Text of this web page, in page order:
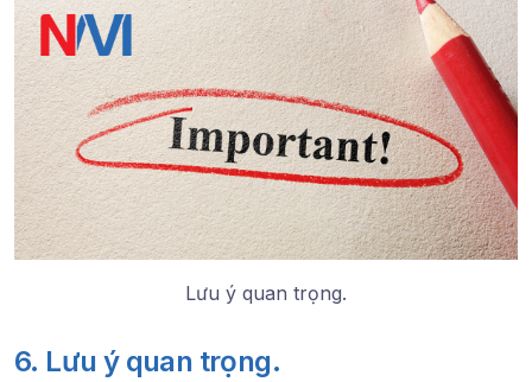
Lưu ý quan trọng.
6. Lưu ý quan trọng.